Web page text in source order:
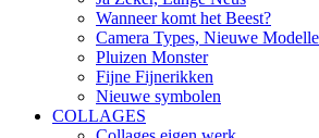
Wanneer komt het Beest?
Camera Types, Nieuwe
Pluizen Monster
Fijne Fijnerikken
Nieuwe symbolen
COLLAGES